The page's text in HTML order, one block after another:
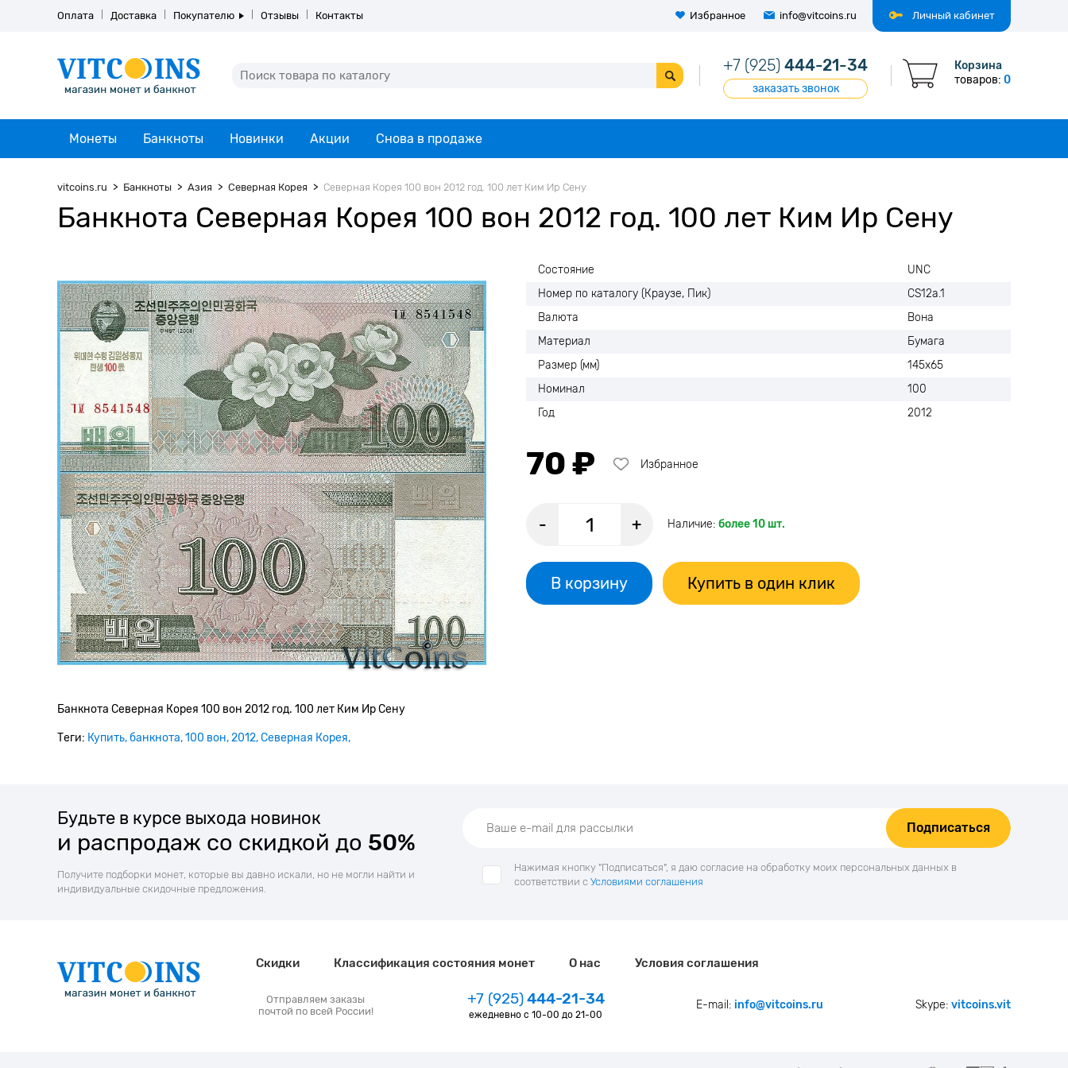
Личный кабинет
Оплата Доставка Покупателю Отзывы Контакты Избранное info@vitcoins.ru
+7 (925) 444-21-34
заказать звонок
Корзина
товаров: 0
Монеты Банкноты Новинки Акции Снова в продаже
vitcoins.ru Банкноты Азия Северная Корея Северная Корея 100 вон 2012 год. 100 лет Ким Ир Сену
Банкнота Северная Корея 100 вон 2012 год. 100 лет Ким Ир Сену
Состояние
UNC
Номер по каталогу (Краузе, Пик)
CS12a.1
Валюта
Вона
Материал
Бумага
Размер (мм)
145х65
Номинал
100
Год
2012
70 ₽ Избранное
- + Наличие: более 10 шт.
В корзину Купить в один клик
Банкнота Северная Корея 100 вон 2012 год. 100 лет Ким Ир Сену
Теги: Купить банкнота 100 вон 2012 Северная Корея
Будьте в курсе выхода новинок
и распродаж со скидкой до 50%
Получите подборки монет, которые вы давно искали, но не могли найти и
индивидуальные скидочные предложения.
Подписаться
Нажимая кнопку "Подписаться", я даю согласие на обработку моих персональных данных в
соответствии с Условиями соглашения
Скидки Классификация состояния монет О нас Условия соглашения
Отправляем заказы
почтой по всей России!
+7 (925)444-21-34
ежедневно с 10-00 до 21-00
E-mail:info@vitcoins.ru Skype: vitcoins.vit